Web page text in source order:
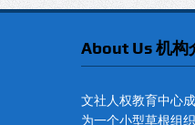
About Us 机构
文社人权教育中心
为一个小型草根组